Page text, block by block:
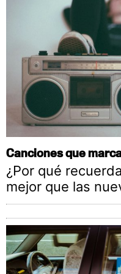
Canciones que
¿Por qué
mejor que las